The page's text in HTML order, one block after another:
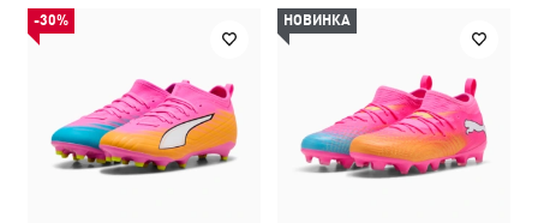
-30% НОВИНКА